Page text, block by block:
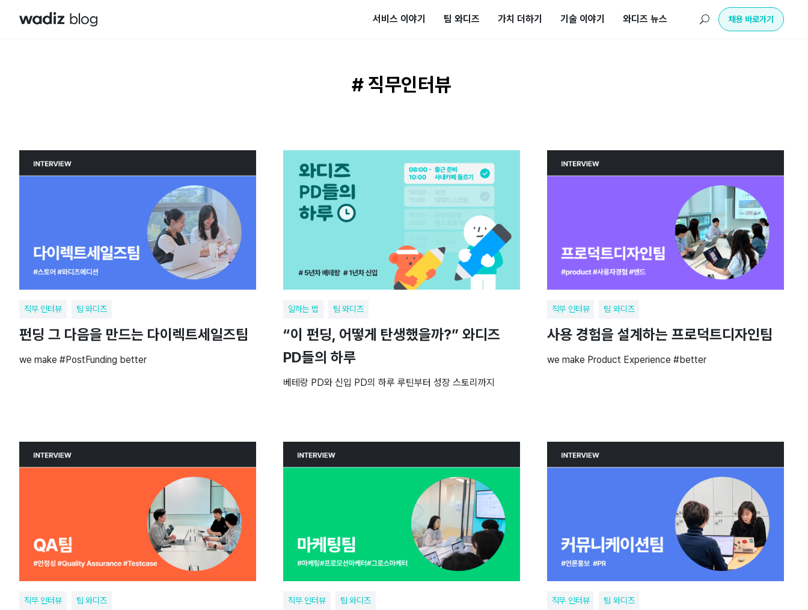
서비스 이야기 팀 와디즈 가치 더하기 기술 이야기 와디즈 뉴스 U 채용 바로가기
# 직무인터뷰
직무 인터뷰 팀 와디즈
펀딩 그 다음을 만드는 다이렉트세일즈팀
we make #PostFunding better
일하는 법 팀 와디즈
“이 펀딩, 어떻게 탄생했을까?” 와디즈
PD들의 하루
베테랑 PD와 신입 PD의 하루 루틴부터 성장 스토리까지
직무 인터뷰 팀 와디즈
사용 경험을 설계하는 프로덕트디자인팀
we make Product Experience #better
직무 인터뷰 팀 와디즈 직무 인터뷰 팀 와디즈 직무 인터뷰 팀 와디즈